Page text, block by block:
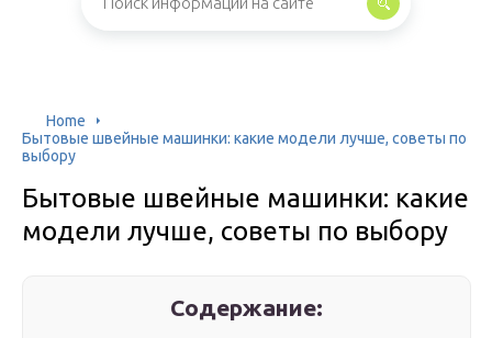
Home
Бытовые швейные машинки: какие модели лучше, советы по
выбору
Бытовые швейные машинки: какие
модели лучше, советы по выбору
Содержание: